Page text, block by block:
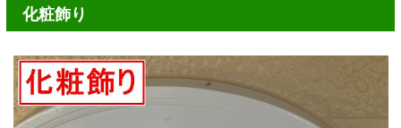
化粧飾り